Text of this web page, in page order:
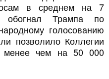
в среднем на 7
Трампа по
голосованию
позволило Коллегии
менее чем на 50 000